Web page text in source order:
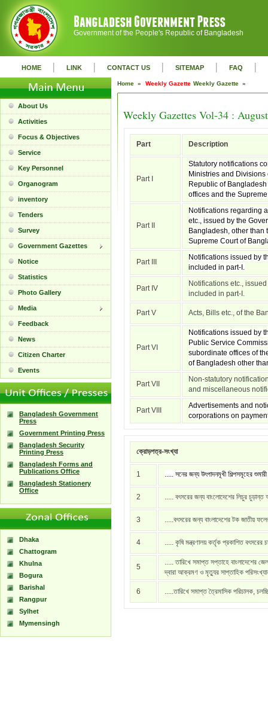
Government of the People's Republic of Bangladesh
HOME | LINK | CONTACT US | SITEMAP | FAQ |
About Us
Activities
Focus & Objectives
Service
Key Personnel
Organogram
inventory
Tenders
Survey
Government Gazettes
Notice
Statistics
Photo Gallery
Media
Feedback
News
Citizen Charter
Events
Bangladesh Government
Press
Government Printing Press
Bangladesh Security
Printing Press
Bangladesh Forms and
Publications Office
Bangladesh Stationery
Office
Dhaka
Chattogram
Khulna
Bogura
Barishal
Rangpur
Sylhet
Mymensingh
Home » Weekly Gazette Weekly Gazette »
Weekly Gazettes Vol-34 :
Part Description
Part I
Statutory notifications
Ministries and Divisions
Republic of
offices and the
Part II
Notifications regarding
etc., issued by the
Bangladesh, other than
Supreme Court of
Part III
Notifications issued by
included in part-I.
Part IV
Notifications etc.,
included in part-I.
Part V Acts, Bills etc., of the
Part VI
Notifications issued by
Public Service
subordinate offices of
of Bangladesh other
Part VII
Non-statutory
and miscellaneous
Part VIII
Advertisements and
corporations on
ক্রোড়পত্র-সংখ্যা
1 ..... সনের জন্য উৎপাদনমূখী শিল্পসমূহের
2 ..... বৎসরের জন্য বাংলোদেশের লিচুর চুড়ান্ত
3 .....বৎসরের জন্য বাংলাদেশের টক জাতীয়
4 ..... কৃষি মন্ত্রণালয় কর্তৃক প্রকাশিত বৎসরের
5
..... তারিখে সমাপ্ত সপ্তাহে বাংলাদেশের
দ্বারা আক্রমণ ও মৃত্যুর সাপ্তাহিক
6 .....তারিখে সমাপ্ত ত্রৈমাসিক পরিচালক,